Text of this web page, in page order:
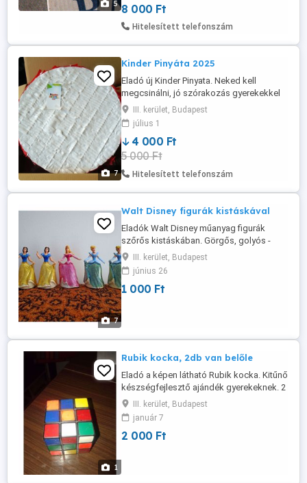
5
kizárolag előre fizetés után mpl
csomagautomatába + 2000ft
8 000 Ft
Hitelesített telefonszám
7
Kinder Pinyáta 2025
Eladó új Kinder Pinyata. Neked kell
megcsinálni, jó szórakozás gyerekekkel
együtt. Üres, csokikat kell belerakni.
Átmérő 45cm, 15cm széles. Doboz
mérete: 60x47x20cm Átvétel csak
személyesen a lakcímemen, Óbuda 3. ker.
III. kerület, Budapest
július 1
4 000 Ft
5 000 Ft
Hitelesített telefonszám
7
Walt Disney figurák kistáskával
Eladók Walt Disney műanyag figurák
szőrős kistáskában. Görgős, golyós -
gurulós talppal. 1000Ft/db! 2 Hófehérke 2
Hamupipőke 1 Csipkerózsika (különböző
hajráfokkal) Figurák mérete: 9cm magas
Kistáska mérete: 22x12x5cm Átvétel csak
III. kerület, Budapest
június 26
1 000 Ft
1
Rubik kocka, 2db van belőle
Eladó a képen látható Rubik kocka. Kitűnő
készségfejlesztő ajándék gyerekeknek. 2
db van belőle. Ma már szinte sehol nem
lehet beszerezni.
III. kerület, Budapest
január 7
2 000 Ft